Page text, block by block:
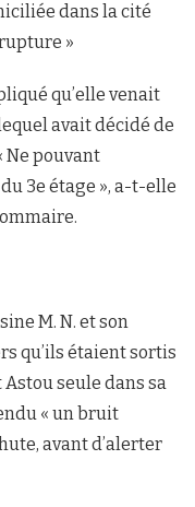
dans la cité
»
qu’elle venait
avait décidé de
Ne pouvant
3e étage », a-t-elle
M. N. et son
qu’ils étaient sortis
seule dans sa
« un bruit
avant d’alerter